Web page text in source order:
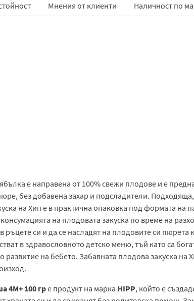
Мнения от клиенти Наличност по
е направена от 100% свежи плодове и е
без добавена захар и подсладители. Подходяща,
на Хип е в практична опаковка под формата на
на плодовата закуска по време на
си и да се насладят на плодовите си пюрета
в здравословното детско меню, тъй като са
на бебето. Забавната плодова закуска на
4М+ 100 гре продукт на марка HIPP, който е